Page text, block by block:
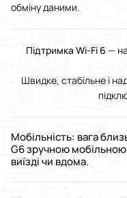
обміну даними.
Підтримка Wi-Fi 6 —
Швидке, стабільне і
Мобільність: вага
G6 зручною мобільною
виїзді чи вдома.